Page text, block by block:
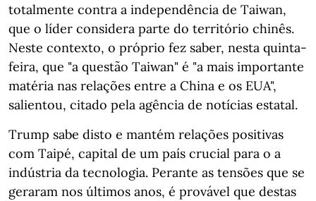
totalmente contra a independência de Taiwan,
que o líder considera parte do território chinês.
Neste contexto, o próprio fez saber, nesta quinta-
feira, que "a questão Taiwan" é "a mais importante
matéria nas relações entre a China e os EUA",
salientou, citado pela agência de notícias estatal.
Trump sabe disto e mantém relações positivas
com Taipé, capital de um país crucial para o a
indústria da tecnologia. Perante as tensões que se
geraram nos últimos anos, é provável que destas